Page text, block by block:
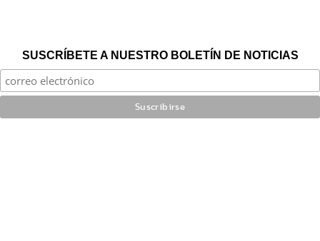
SUSCRÍBETE A NUESTRO BOLETÍN DE NOTICIAS